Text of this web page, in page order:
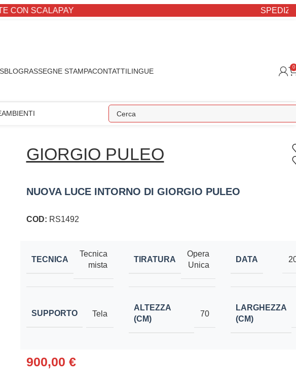
SPEDIZIONE
BLOGRASSEGNE STAMPACONTATTILINGUE 0
AMBIENTI
GIORGIO PULEO
NUOVA LUCE INTORNO DI GIORGIO PULEO
COD: RS1492
TECNICA
Tecnica
mista
TIRATURA
Opera
Unica
DATA
SUPPORTO Tela
ALTEZZA
(CM)
70
LARGHEZZA
(CM)
900,00 €